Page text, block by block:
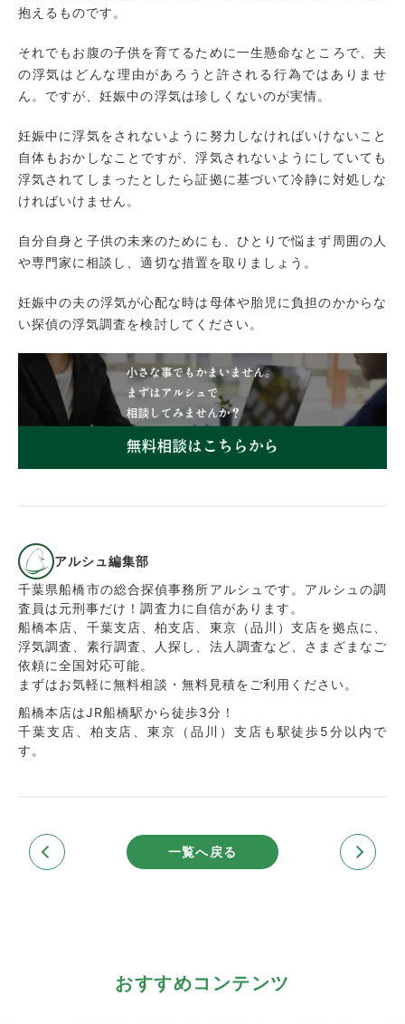
抱えるものです。
それでもお腹の子供を育てるために一生懸命なところで、夫
の浮気はどんな理由があろうと許される行為ではありませ
ん。ですが、妊娠中の浮気は珍しくないのが実情。
妊娠中に浮気をされないように努力しなければいけないこと
自体もおかしなことですが、浮気されないようにしていても
浮気されてしまったとしたら証拠に基づいて冷静に対処しな
ければいけません。
自分自身と子供の未来のためにも、ひとりで悩まず周囲の人
や専門家に相談し、適切な措置を取りましょう。
妊娠中の夫の浮気が心配な時は母体や胎児に負担のかからな
い探偵の浮気調査を検討してください。
アルシュ編集部
千葉県船橋市の総合探偵事務所アルシュです。アルシュの調
査員は元刑事だけ！調査力に自信があります。
船橋本店、千葉支店、柏支店、東京（品川）支店を拠点に、
浮気調査、素行調査、人探し、法人調査など、さまざまなご
依頼に全国対応可能。
まずはお気軽に無料相談・無料見積をご利用ください。
船橋本店はJR船橋駅から徒歩3分！
千葉支店、柏支店、東京（品川）支店も駅徒歩5分以内で
す。
一覧へ戻る
おすすめコンテンツ